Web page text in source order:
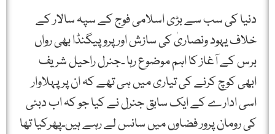
دنیا کی سب سے بڑی اسلامی فوج کے سپہ سالار کے
خلاف یہود ونصاریٰ کی سازش اور پروپیگنڈا بھی رواں
برس کے آغاز کا اہم موضوع رہا ۔جنرل راحیل شریف
ابھی کوچ کرنے کی تیاری میں ہی تھے کہ ان پرپہلاوار
اسی ادارے کے ایک سابق جنرل نے کیا جو کہ اب دبئی
کی رومان پرور فضاوں میں سانس لے رہے ہیں۔پھرکیا تھا